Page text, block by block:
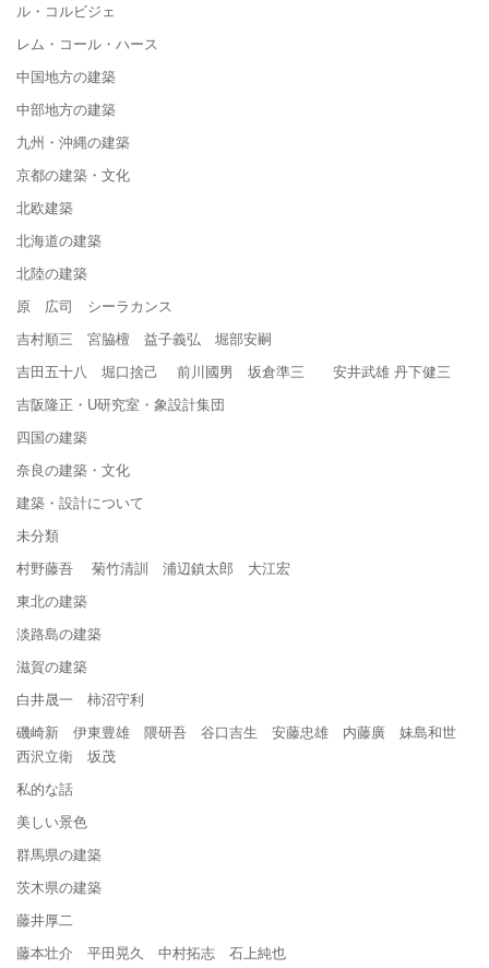
ル・コルビジェ
レム・コール・ハース
中国地方の建築
中部地方の建築
九州・沖縄の建築
京都の建築・文化
北欧建築
北海道の建築
北陸の建築
原 広司 シーラカンス
吉村順三 宮脇檀 益子義弘 堀部安嗣
吉田五十八 堀口捨己 前川國男 坂倉準三 安井武雄 丹下健三
吉阪隆正・U研究室・象設計集団
四国の建築
奈良の建築・文化
建築・設計について
未分類
村野藤吾 菊竹清訓 浦辺鎮太郎 大江宏
東北の建築
淡路島の建築
滋賀の建築
白井晟一 柿沼守利
磯崎新 伊東豊雄 隈研吾 谷口吉生 安藤忠雄 内藤廣 妹島和世
西沢立衛 坂茂
私的な話
美しい景色
群馬県の建築
茨木県の建築
藤井厚二
藤本壮介 平田晃久 中村拓志 石上純也